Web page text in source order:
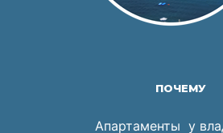
ПОЧЕМУ
Апартаменты у